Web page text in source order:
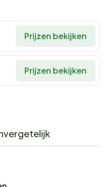
Prijzen bekijken
Prijzen bekijken